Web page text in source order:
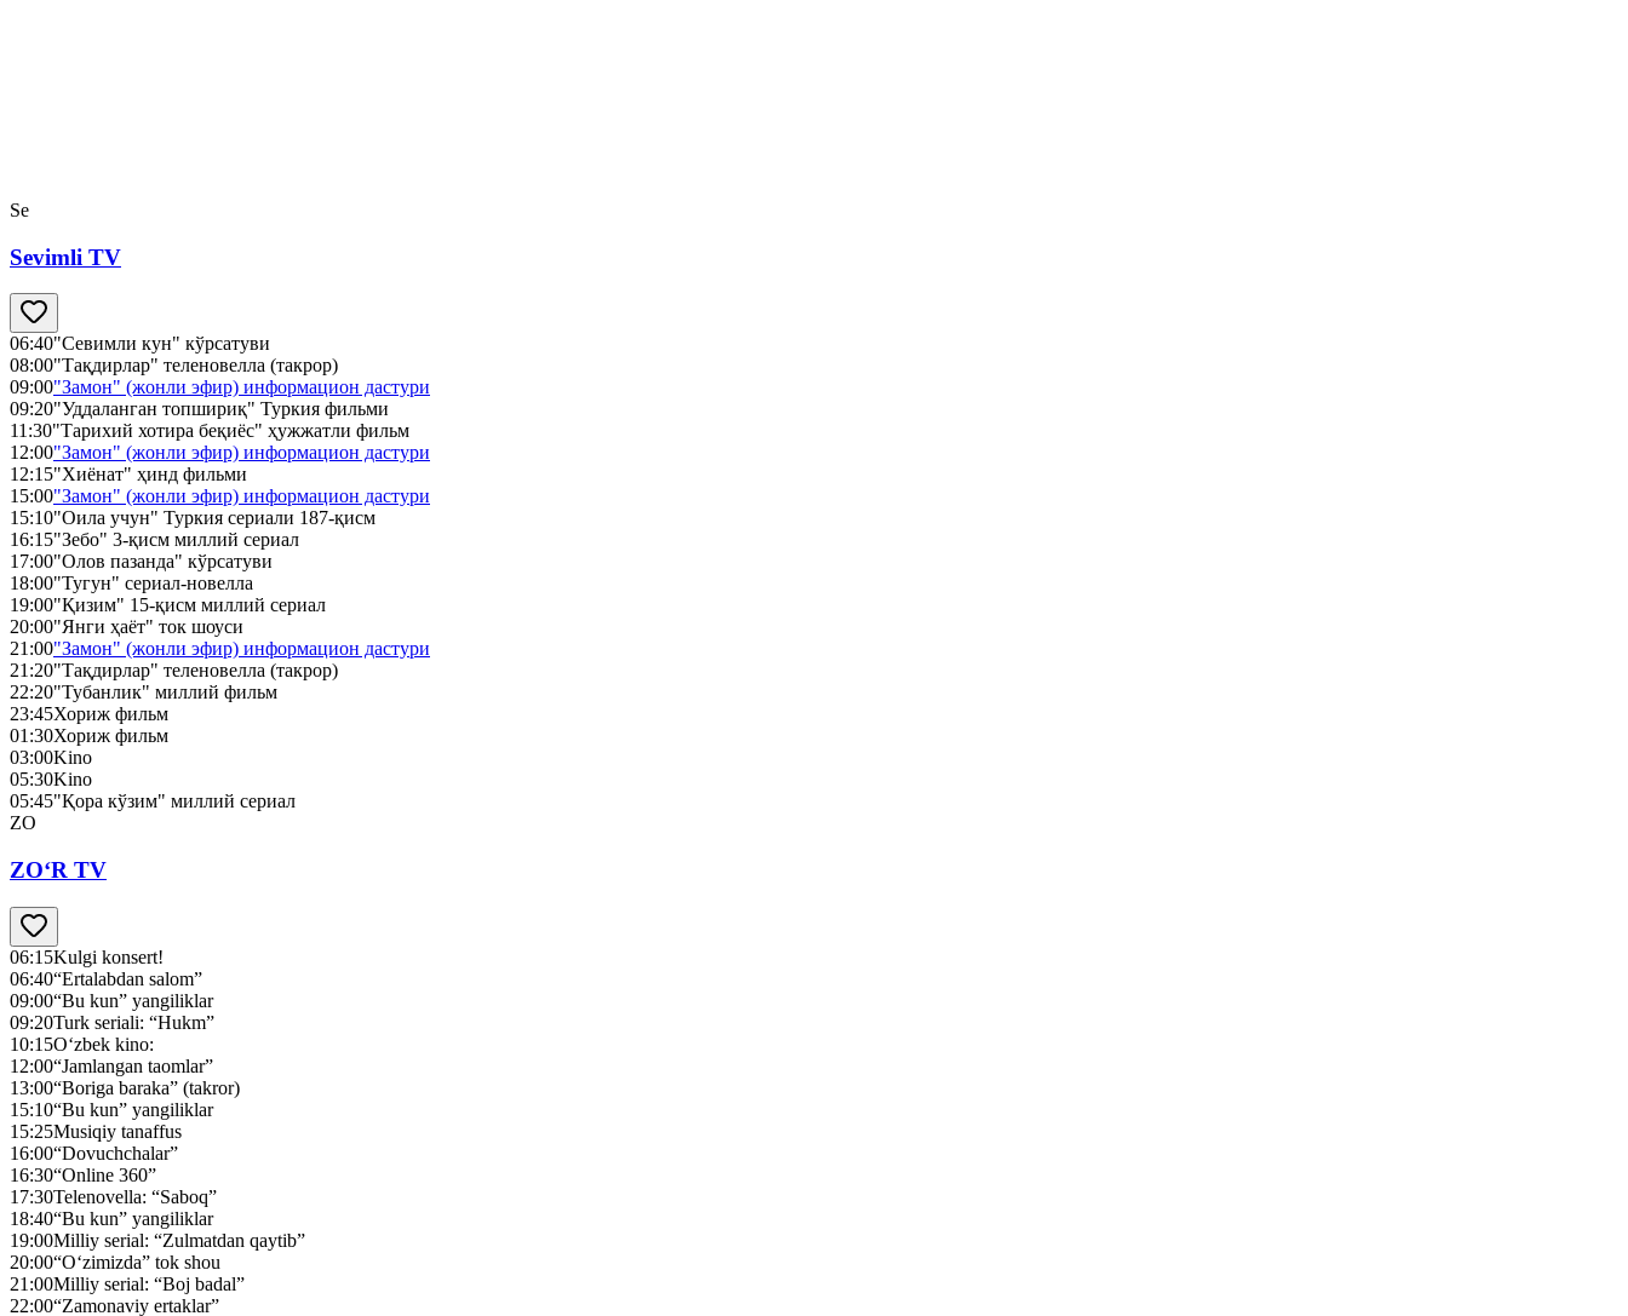
Se
Sevimli TV
06:40"Севимли кун" кўрсатуви
08:00"Тақдирлар" теленовелла (такрор)
09:00"Замон" (жонли эфир) информацион дастури
09:20"Уддаланган топшириқ" Туркия фильми
11:30"Тарихий хотира беқиёс" ҳужжатли фильм
12:00"Замон" (жонли эфир) информацион дастури
12:15"Хиёнат" ҳинд фильми
15:00"Замон" (жонли эфир) информацион дастури
15:10"Оила учун" Туркия сериали 187-қисм
16:15"Зебо" 3-қисм миллий сериал
17:00"Олов пазанда" кўрсатуви
18:00"Тугун" сериал-новелла
19:00"Қизим" 15-қисм миллий сериал
20:00"Янги ҳаёт" ток шоуси
21:00"Замон" (жонли эфир) информацион дастури
21:20"Тақдирлар" теленовелла (такрор)
22:20"Тубанлик" миллий фильм
23:45Хориж фильм
01:30Хориж фильм
03:00Kino
05:30Kino
05:45"Қора кўзим" миллий сериал
ZO
ZO‘R TV
06:15Kulgi konsert!
06:40“Ertalabdan salom”
09:00“Bu kun” yangiliklar
09:20Turk seriali: “Hukm”
10:15O‘zbek kino:
12:00“Jamlangan taomlar”
13:00“Boriga baraka” (takror)
15:10“Bu kun” yangiliklar
15:25Musiqiy tanaffus
16:00“Dovuchchalar”
16:30“Online 360”
17:30Telenovella: “Saboq”
18:40“Bu kun” yangiliklar
19:00Milliy serial: “Zulmatdan qaytib”
20:00“O‘zimizda” tok shou
21:00Milliy serial: “Boj badal”
22:00“Zamonaviy ertaklar”